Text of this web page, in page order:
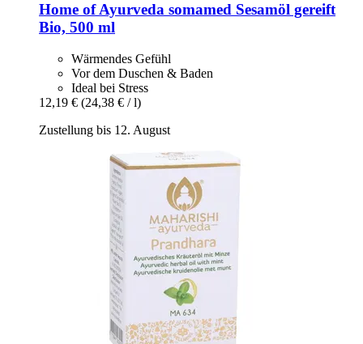
Home of Ayurveda somamed Sesamöl gereift
Bio, 500 ml
Wärmendes Gefühl
Vor dem Duschen & Baden
Ideal bei Stress
12,19 € (24,38 € / l)
Zustellung bis 12. August